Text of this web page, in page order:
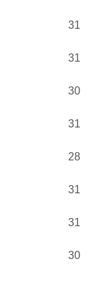
31
31
30
31
28
31
31
30